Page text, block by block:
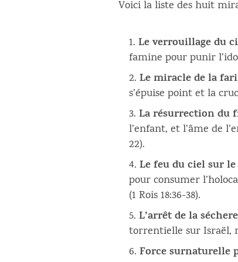
Voici la liste des huit
Le verrouillage du
famine pour punir
Le miracle de la
s’épuise point et la
La résurrection du
l’enfant, et l’âme de
22).
Le feu du ciel sur
pour consumer
(1 Rois 18:36-38).
L’arrêt de la
torrentielle sur Israël,
Force surnaturelle